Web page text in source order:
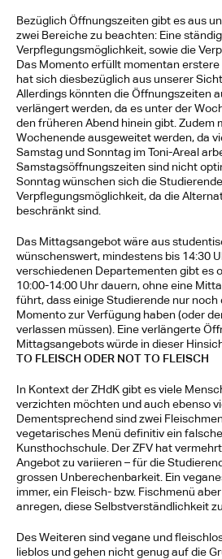
Bezüglich Öffnungszeiten gibt es aus
zwei Bereiche zu beachten: Eine
Verpflegungsmöglichkeit, sowie die
Das Momento erfüllt momentan
hat sich diesbezüglich aus unserer
Allerdings könnten die Öffnungszeiten
verlängert werden, da es unter der
den früheren Abend hinein gibt. Zudem
Wochenende ausgeweitet werden, da
Samstag und Sonntag im Toni-Areal
Samstagsöffnungszeiten sind nicht
Sonntag wünschen sich die
Verpflegungsmöglichkeit, da die
beschränkt sind.
Das Mittagsangebot wäre aus
wünschenswert, mindestens bis 14:30
verschiedenen Departementen gibt es
10:00-14:00 Uhr dauern, ohne eine
führt, dass einige Studierende nur noch
Momento zur Verfügung haben (oder
verlassen müssen). Eine verlängerte
Mittagsangebots würde in dieser
TO FLEISCH ODER NOT TO FLEISCH
In Kontext der ZHdK gibt es viele
verzichten möchten und auch ebenso
Dementsprechend sind zwei
vegetarisches Menü definitiv ein
Kunsthochschule. Der ZFV hat
Angebot zu variieren – für die
grossen Unberechenbarkeit. Ein
immer, ein Fleisch- bzw. Fischmenü
anregen, diese Selbstverständlichkeit
Des Weiteren sind vegane und
lieblos und gehen nicht genug auf die